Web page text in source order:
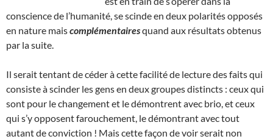
conscience de l’humanité, se scinde en deux polarités opposés
en nature maiscomplémentairesquand aux résultats obtenus
par la suite.
Il serait tentant de céder à cette facilité de lecture des faits qui
consiste à scinder les gens en deux groupes distincts : ceux qui
sont pour le changement et le démontrent avec brio, et ceux
qui s’y opposent farouchement, le démontrant avec tout
autant de conviction ! Mais cette façon de voir serait non